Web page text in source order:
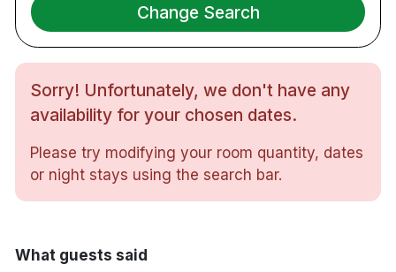
TV
Skrivbord
Gratis toalettartiklar
Gym
Bar
Spjälsäng mot en avgift
Husdjur tillåts mot en avgift - kontakta hotellet
Rökfritt
Change Search
Sorry! Unfortunately, we don't have any
availability for your chosen dates.
Please try modifying your room quantity, dates
or night stays using the search bar.
What guests said